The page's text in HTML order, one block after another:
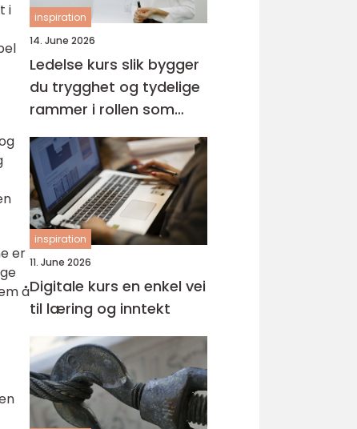
i
er
å
inspiration
14. June 2026
Ledelse kurs slik bygger
du trygghet og tydelige
rammer i rollen som
leder
inspiration
11. June 2026
Digitale kurs en enkel vei
til læring og inntekt